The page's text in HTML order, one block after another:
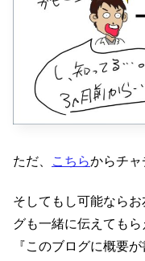
ただ、 こちらからチャ
そしてもし可能なら
グも一緒に伝えてもら
『このブログに概要